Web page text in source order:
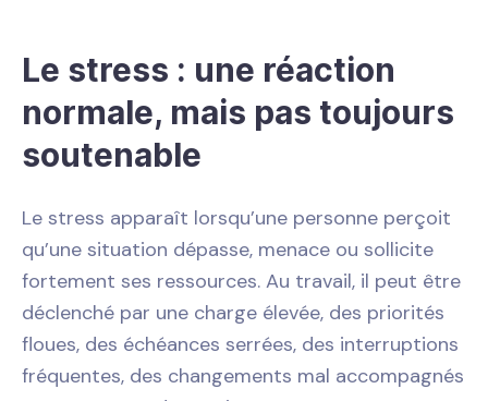
Le stress : une réaction
normale, mais pas toujours
soutenable
Le stress apparaît lorsqu’une personne perçoit
qu’une situation dépasse, menace ou sollicite
fortement ses ressources. Au travail, il peut être
déclenché par une charge élevée, des priorités
floues, des échéances serrées, des interruptions
fréquentes, des changements mal accompagnés